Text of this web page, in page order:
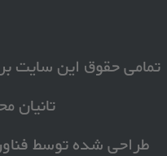
تمامی حقوق این سایت
تانیان
طراحی شده توسط